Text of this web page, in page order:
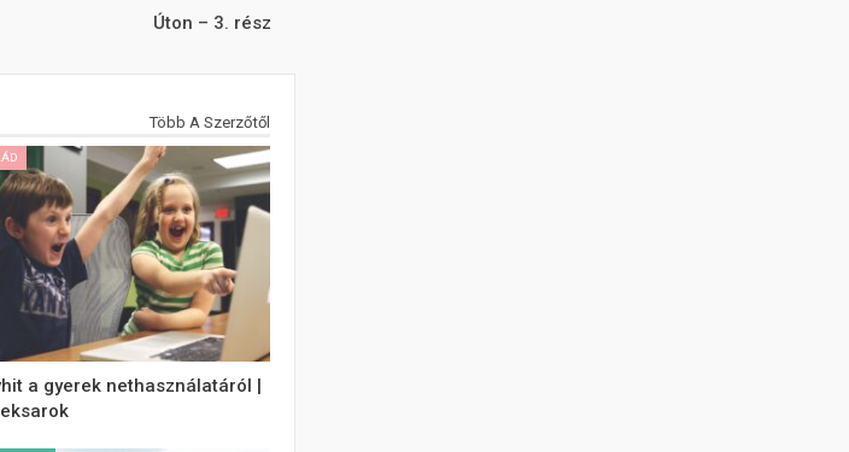
Úton – 3. rész
Több A Szerzőtől
a gyerek nethasználatáról |